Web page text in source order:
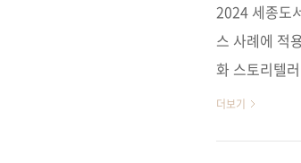
문제',
2024 세종도
스 사례에 적
화 스토리텔
험을 한 장 크
더보기